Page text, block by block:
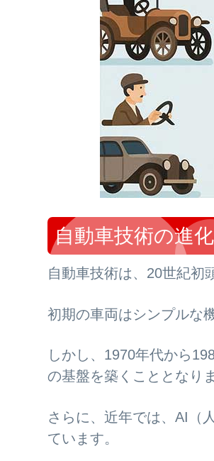
自動車技術の進
自動車技術は、20世紀初
初期の車両はシンプルな
しかし、1970年代から
の基盤を築くこととなり
さらに、近年では、AI（
ています。